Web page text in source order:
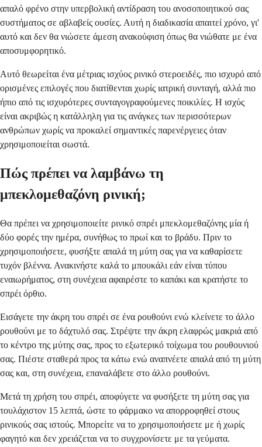
απαλό φρένο στην υπερβολική αντίδραση του ανοσοποιητικού σας
συστήματος σε αβλαβείς ουσίες. Αυτή η διαδικασία απαιτεί χρόνο, γι'
αυτό και δεν θα νιώσετε άμεση ανακούφιση όπως θα νιώθατε με ένα
αποσυμφορητικό.
Αυτό θεωρείται ένα μέτριας ισχύος ρινικό στεροειδές, πιο ισχυρό από
ορισμένες επιλογές που διατίθενται χωρίς ιατρική συνταγή, αλλά πιο
ήπιο από τις ισχυρότερες συνταγογραφούμενες ποικιλίες. Η ισχύς
είναι ακριβώς η κατάλληλη για τις ανάγκες των περισσότερων
ανθρώπων χωρίς να προκαλεί σημαντικές παρενέργειες όταν
χρησιμοποιείται σωστά.
Πώς πρέπει να λαμβάνω τη
μπεκλομεθαζόνη ρινική;
Θα πρέπει να χρησιμοποιείτε ρινικό σπρέι μπεκλομεθαζόνης μία ή
δύο φορές την ημέρα, συνήθως το πρωί και το βράδυ. Πριν το
χρησιμοποιήσετε, φυσήξτε απαλά τη μύτη σας για να καθαρίσετε
τυχόν βλέννα. Ανακινήστε καλά το μπουκάλι εάν είναι τύπου
εναιωρήματος, στη συνέχεια αφαιρέστε το καπάκι και κρατήστε το
σπρέι όρθιο.
Εισάγετε την άκρη του σπρέι σε ένα ρουθούνι ενώ κλείνετε το άλλο
ρουθούνι με το δάχτυλό σας. Στρέψτε την άκρη ελαφρώς μακριά από
το κέντρο της μύτης σας, προς το εξωτερικό τοίχωμα του ρουθουνιού
σας. Πιέστε σταθερά προς τα κάτω ενώ αναπνέετε απαλά από τη μύτη
σας και, στη συνέχεια, επαναλάβετε στο άλλο ρουθούνι.
Μετά τη χρήση του σπρέι, αποφύγετε να φυσήξετε τη μύτη σας για
τουλάχιστον 15 λεπτά, ώστε το φάρμακο να απορροφηθεί στους
ρινικούς σας ιστούς. Μπορείτε να το χρησιμοποιήσετε με ή χωρίς
φαγητό και δεν χρειάζεται να το συγχρονίσετε με τα γεύματα.